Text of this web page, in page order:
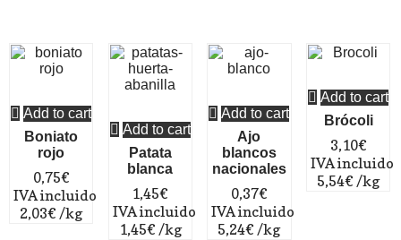
Add to cart
Boniato
rojo
0,75€
IVA incluido
2,03€ /kg
Add to cart
Patata
blanca
1,45€
IVA incluido
1,45€ /kg
Add to cart
Ajo
blancos
nacionales
0,37€
IVA incluido
5,24€ /kg
Add to cart
Brócoli
3,10€
IVA incluido
5,54€ /kg